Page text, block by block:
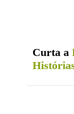
Curta a